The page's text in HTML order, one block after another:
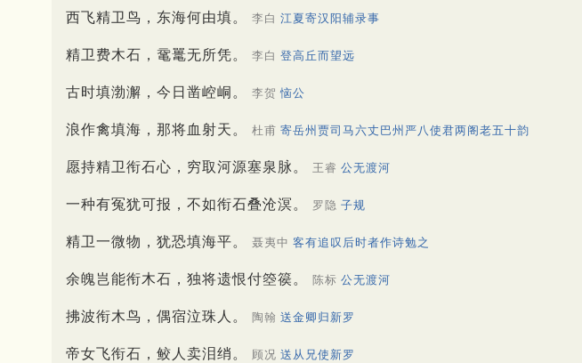
西飞精卫鸟，东海何由填。 李白 江夏寄汉阳辅录事
精卫费木石，鼋鼍无所凭。 李白 登高丘而望远
古时填渤澥，今日凿崆峒。 李贺 恼公
浪作禽填海，那将血射天。 杜甫 寄岳州贾司马六丈巴州严八使君两阁老五十韵
愿持精卫衔石心，穷取河源塞泉脉。 王睿 公无渡河
一种有冤犹可报，不如衔石叠沧溟。 罗隐 子规
精卫一微物，犹恐填海平。 聂夷中 客有追叹后时者作诗勉之
余魄岂能衔木石，独将遗恨付箜篌。 陈标 公无渡河
拂波衔木鸟，偶宿泣珠人。 陶翰 送金卿归新罗
帝女飞衔石，鲛人卖泪绡。 顾况 送从兄使新罗